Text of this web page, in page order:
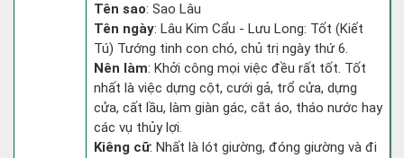
Tên sao: Sao Lâu
Tên ngày: Lâu Kim Cẩu - Lưu Long: Tốt (Kiết
Tú) Tướng tinh con chó, chủ trị ngày thứ 6.
Nên làm: Khởi công mọi việc đều rất tốt. Tốt
nhất là việc dựng cột, cưới gả, trổ cửa, dựng
cửa, cất lầu, làm giàn gác, cắt áo, tháo nước hay
các vụ thủy lợi.
Kiêng cữ: Nhất là lót giường, đóng giường và đi